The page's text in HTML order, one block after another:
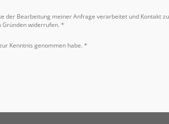
der Bearbeitung meiner Anfrage verarbeitet und Kontakt
Gründen widerrufen. *
Kenntnis genommen habe. *